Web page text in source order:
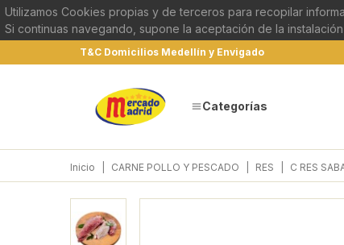
Utilizamos Cookies propias y de terceros para recopilar
Si continuas navegando, supone la aceptación de la instalación
T&C Domicilios Medellín y Envigado
Categorías
Inicio CARNE POLLO Y PESCADO RES C RES